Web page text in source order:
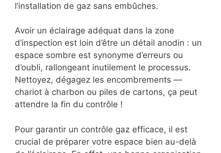
l’installation de gaz sans embûches.
Avoir un éclairage adéquat dans la zone
d’inspection est loin d’être un détail anodin : un
espace sombre est synonyme d’erreurs ou
d’oubli, rallongeant inutilement le processus.
Nettoyez, dégagez les encombrements —
chariot à charbon ou piles de cartons, ça peut
attendre la fin du contrôle !
Pour garantir un contrôle gaz efficace, il est
crucial de préparer votre espace bien au-delà